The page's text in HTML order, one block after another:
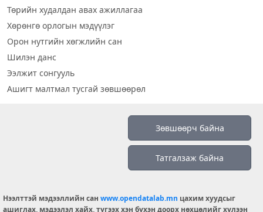
Төрийн худалдан авах ажиллагаа
Хөрөнгө орлогын мэдүүлэг
Орон нутгийн хөгжлийн сан
Шилэн данс
Ээлжит сонгууль
Ашигт малтмал тусгай зөвшөөрөл
info@opendatalab.mn
Зөвшөөрч байна
Татгалзаж байна
Нээлттэй мэдээллийн сан www.opendatalab.mn цахим хуудсыг
ашиглах, мэдээлэл хайх, түгээх хэн бүхэн доорх нөхцөлийг хүлээн